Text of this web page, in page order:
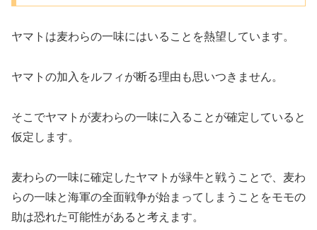
ヤマトは麦わらの一味にはいることを熱望しています。
ヤマトの加入をルフィが断る理由も思いつきません。
そこでヤマトが麦わらの一味に入ることが確定していると
仮定します。
麦わらの一味に確定したヤマトが緑牛と戦うことで、麦わ
らの一味と海軍の全面戦争が始まってしまうことをモモの
助は恐れた可能性があると考えます。